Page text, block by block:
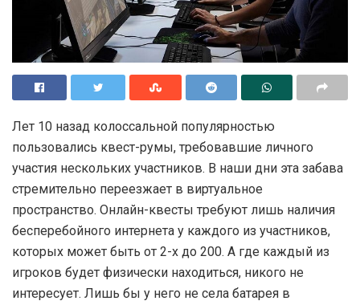
Лет 10 назад колоссальной популярностью
пользовались квест-румы, требовавшие личного
участия нескольких участников. В наши дни эта забава
стремительно переезжает в виртуальное
пространство. Онлайн-квесты требуют лишь наличия
бесперебойного интернета у каждого из участников,
которых может быть от 2-х до 200. А где каждый из
игроков будет физически находиться, никого не
интересует. Лишь бы у него не села батарея в